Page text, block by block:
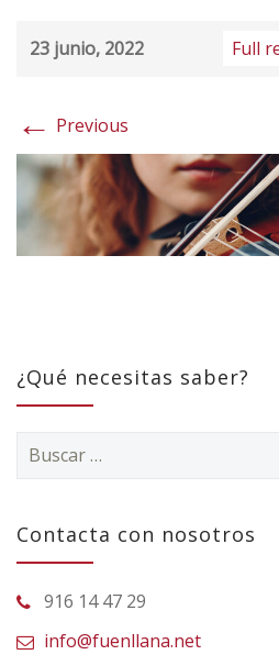
23 junio, 2022 Full
← Previous
¿Qué necesitas saber?
Buscar:
Contacta con nosotros
916 14 47 29
info@fuenllana.net